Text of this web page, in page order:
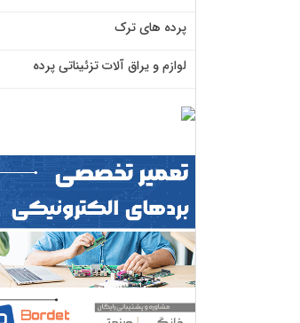
پرده های ترک
لوازم و یراق آلات تزئیناتی پرده